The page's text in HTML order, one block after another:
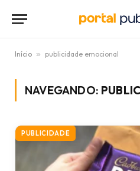
Início » publicidade emocional
NAVEGANDO:
PUBLICIDADE